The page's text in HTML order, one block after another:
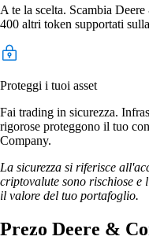
A te la scelta. Scambia
400 altri token supportati
Proteggi i tuoi asset
Fai trading in sicurezza.
rigorose proteggono il tuo
Company.
La sicurezza si riferisce
criptovalute sono rischiose
il valore del tuo portafoglio.
Prezo Deere &